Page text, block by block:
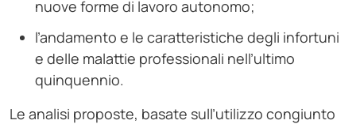
nuove forme di lavoro autonomo;
l’andamento e le caratteristiche degli infortuni
e delle malattie professionali nell’ultimo
quinquennio.
Le analisi proposte, basate sull’utilizzo congiunto